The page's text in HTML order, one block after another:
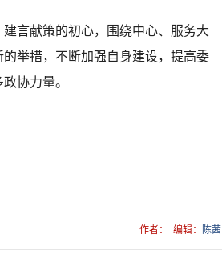
言献策的初心，围绕中心、服务大
举措，不断加强自身建设，提高委
协力量。
作者： 编辑： 陈茜